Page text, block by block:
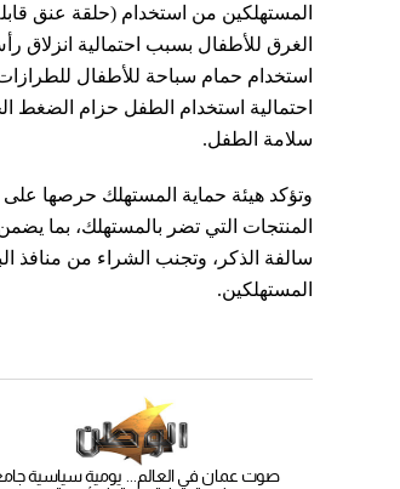
المستهلكين من استخدام (حلقة عنق
الغرق للأطفال بسبب احتمالية انزلاق
احتمالية استخدام الطفل حزام الضغط
سلامة الطفل.
وتؤكد هيئة حماية المستهلك حرصها
المنتجات التي تضر بالمستهلك، بما
سالفة الذكر، وتجنب الشراء من منافذ
المستهلكين.
صوت عمان في العالم... يومية سياسية